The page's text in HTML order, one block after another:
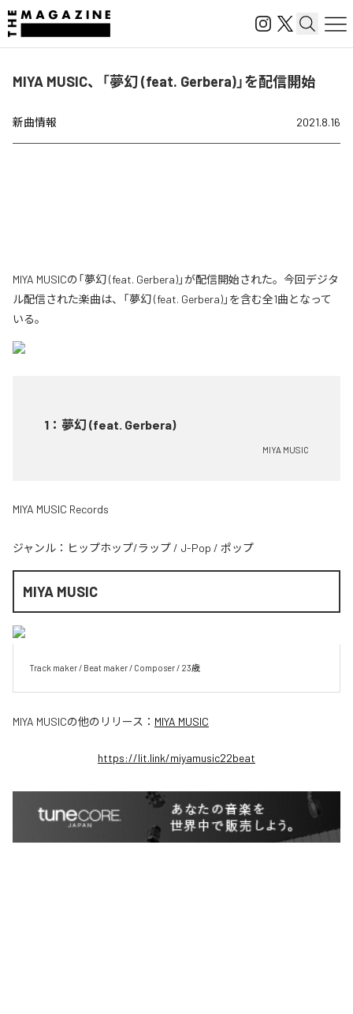
MIYA MUSIC、「夢幻 (feat. Gerbera)」を配信開始
新曲情報 2021.8.16
MIYA MUSICの「夢幻 (feat. Gerbera)」が配信開始された。今回デジタ
ル配信された楽曲は、「夢幻 (feat. Gerbera)」を含む全1曲となって
いる。
1 ： 夢幻 (feat. Gerbera)
MIYA MUSIC
MIYA MUSIC Records
ジャンル： ヒップホップ/ラップ / J-Pop / ポップ
MIYA MUSIC
Track maker / Beat maker / Composer / 23歳
MIYA MUSICの他のリリース： MIYA MUSIC
https://lit.link/miyamusic22beat